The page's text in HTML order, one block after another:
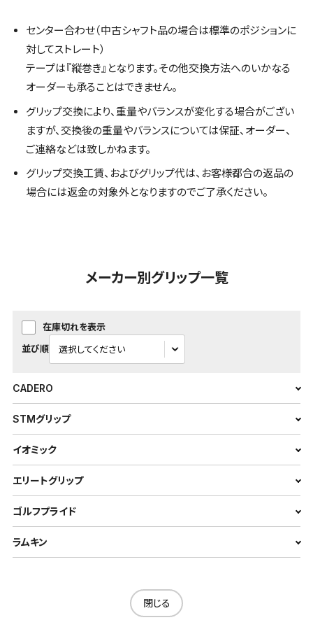
センター合わせ（中古シャフト品の場合は標準のポジションに
対してストレート）
テープは『縦巻き』となります。その他交換方法へのいかなる
オーダーも承ることはできません。
グリップ交換により、重量やバランスが変化する場合がござい
ますが、交換後の重量やバランスについては保証、オーダー、
ご連絡などは致しかねます。
グリップ交換工賃、およびグリップ代は、お客様都合の返品の
場合には返金の対象外となりますのでご了承ください。
メーカー別グリップ一覧
在庫切れを表示
並び順
CADERO
STMグリップ
イオミック
エリートグリップ
ゴルフプライド
ラムキン
閉じる